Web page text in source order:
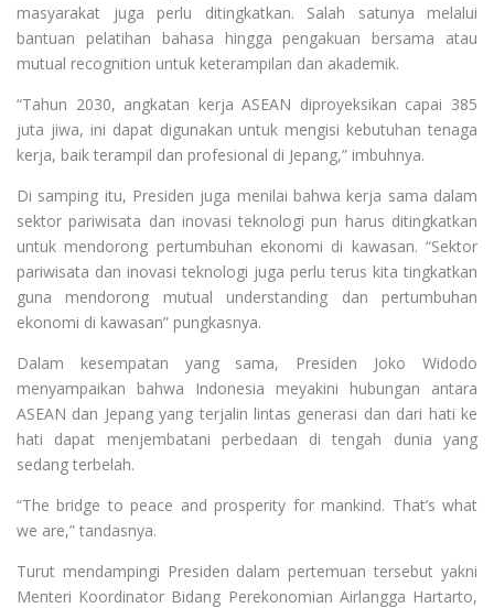
masyarakat juga perlu ditingkatkan. Salah satunya melalui
bantuan pelatihan bahasa hingga pengakuan bersama atau
mutual recognition untuk keterampilan dan akademik.
“Tahun 2030, angkatan kerja ASEAN diproyeksikan capai 385
juta jiwa, ini dapat digunakan untuk mengisi kebutuhan tenaga
kerja, baik terampil dan profesional di Jepang,” imbuhnya.
Di samping itu, Presiden juga menilai bahwa kerja sama dalam
sektor pariwisata dan inovasi teknologi pun harus ditingkatkan
untuk mendorong pertumbuhan ekonomi di kawasan. “Sektor
pariwisata dan inovasi teknologi juga perlu terus kita tingkatkan
guna mendorong mutual understanding dan pertumbuhan
ekonomi di kawasan” pungkasnya.
Dalam kesempatan yang sama, Presiden Joko Widodo
menyampaikan bahwa Indonesia meyakini hubungan antara
ASEAN dan Jepang yang terjalin lintas generasi dan dari hati ke
hati dapat menjembatani perbedaan di tengah dunia yang
sedang terbelah.
“The bridge to peace and prosperity for mankind. That’s what
we are,” tandasnya.
Turut mendampingi Presiden dalam pertemuan tersebut yakni
Menteri Koordinator Bidang Perekonomian Airlangga Hartarto,